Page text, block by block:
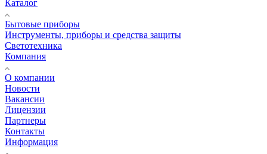
Каталог
Бытовые приборы
Инструменты, приборы и средства защиты
Светотехника
Компания
О компании
Новости
Вакансии
Лицензии
Партнеры
Контакты
Информация